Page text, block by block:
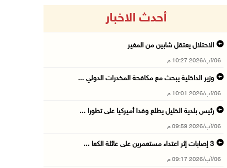
أحدث الاخبار
الاحتلال يعتقل شابين من المغير
06/آب/2026 10:27 م
وزير الداخلية يبحث مع مكافحة المخدرات الدولي ...
06/آب/2026 10:01 م
رئيس بلدية الخليل يطلع وفدا أميركيا على تطورا ...
06/آب/2026 09:59 م
06/آب/2026 09:17 م